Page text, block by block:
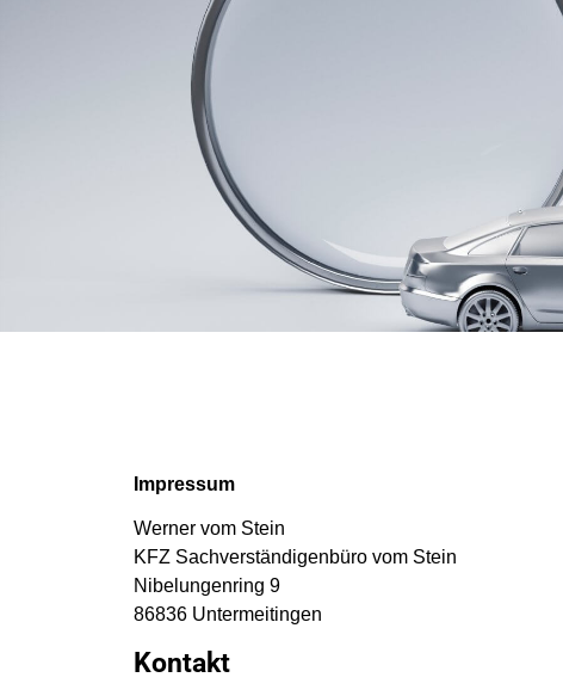
Impressum
Werner vom Stein
KFZ Sachverständigenbüro vom Stein
Nibelungenring 9
86836 Untermeitingen
Kontakt